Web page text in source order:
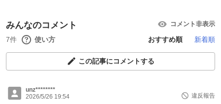
みんなのコメント コメント非表示
7件 使い方 おすすめ順 新着順
この記事にコメントする
unz********
2026/5/26 19:54
違反報告